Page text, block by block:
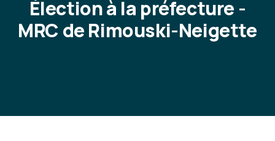
Élection à la préfecture -
MRC de Rimouski-Neigette